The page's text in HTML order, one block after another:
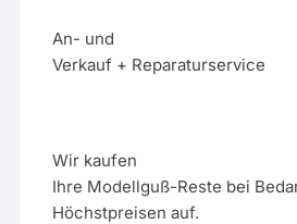
An- und
Verkauf + Reparaturservice
Wir kaufen
Ihre Modellguß-Reste bei
Höchstpreisen auf.